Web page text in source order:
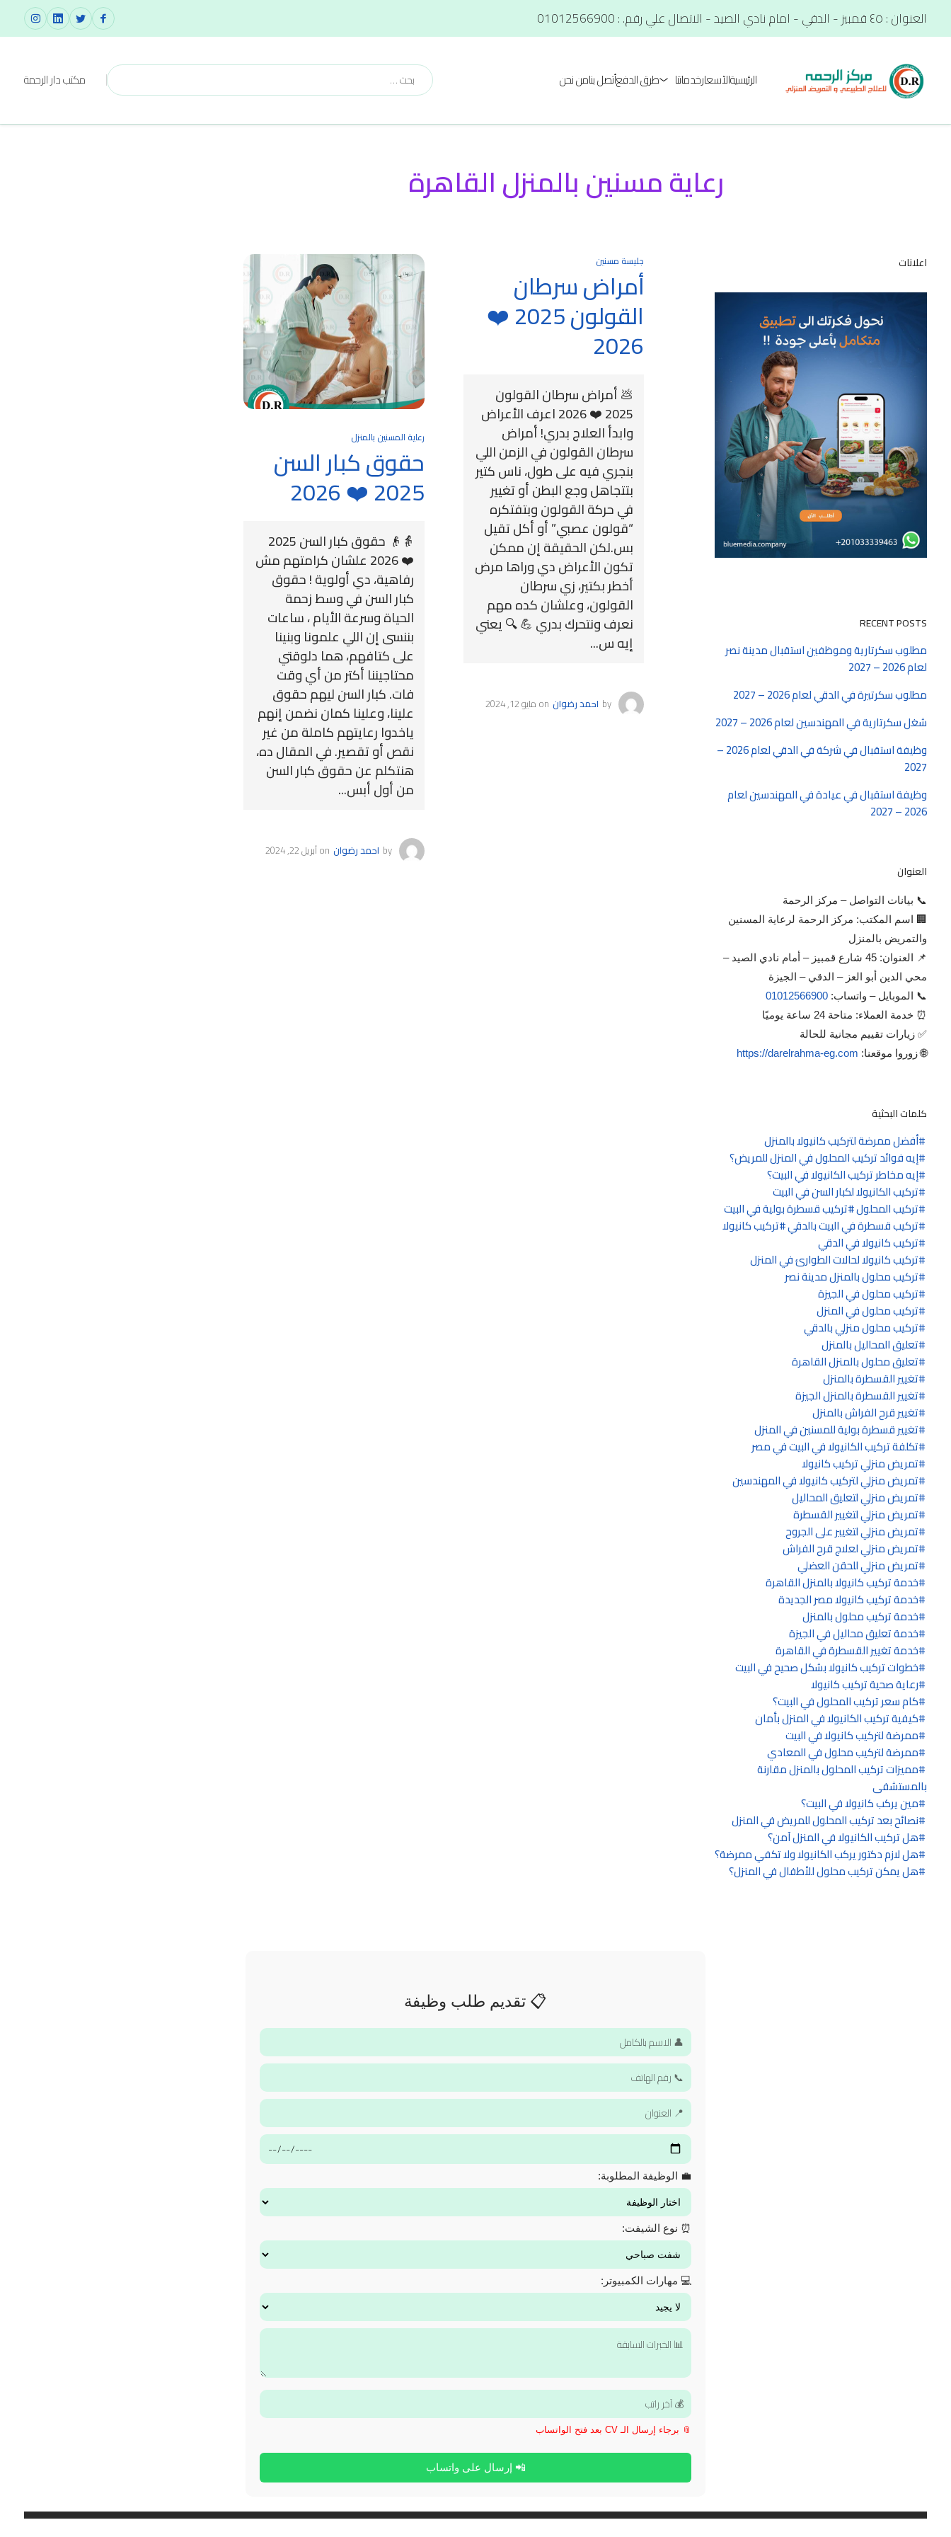
العنوان : ٤٥ قمبيز - الدقي - امام نادي الصيد - الاتصال علي رقم. : 01012566900
الرئيسيةالآسعارخدماتنا طرق الدفعأتصل بنامن نحن مكتب دار الرحمة
رعاية مسنين بالمنزل القاهرة
جليسة مسنين
أمراض سرطان
القولون 2025 ❤️
2026
💩 أمراض سرطان القولون
2025 ❤️ 2026 اعرف الأعراض
وابدأ العلاج بدري! أمراض
سرطان القولون في الزمن اللي
بنجري فيه على طول، ناس كتير
بتتجاهل وجع البطن أو تغيير
في حركة القولون وبتفتكره
“قولون عصبي” أو أكل تقيل
بس.لكن الحقيقة إن ممكن
تكون الأعراض دي وراها مرض
أخطر بكتير، زي سرطان
القولون، وعلشان كده مهم
نعرف ونتحرك بدري 💪 🔍 يعني
إيه س...
by احمد رضوان on مايو 12, 2024
رعاية المسنين بالمنزل
حقوق كبار السن
2025 ❤️ 2026
👵👴 حقوق كبار السن 2025
❤️ 2026 علشان كرامتهم مش
رفاهية، دي أولوية ! حقوق
كبار السن في وسط زحمة
الحياة وسرعة الأيام ، ساعات
بننسى إن اللي علمونا وبنينا
على كتافهم، هما دلوقتي
محتاجيننا أكتر من أي وقت
فات. كبار السن ليهم حقوق
علينا، وعلينا كمان نضمن إنهم
ياخدوا رعايتهم كاملة من غير
نقص أو تقصير. في المقال ده،
هنتكلم عن حقوق كبار السن
من أول أبس...
by احمد رضوان onأبريل 22, 2024
اعلانات
RECENT POSTS
مطلوب سكرتارية وموظفين استقبال مدينة نصر
لعام 2026 – 2027
مطلوب سكرتيرة في الدقي لعام 2026 – 2027
شغل سكرتارية في المهندسين لعام 2026 – 2027
وظيفة استقبال في شركة في الدقي لعام 2026 –
2027
وظيفة استقبال في عيادة في المهندسين لعام
2026 – 2027
العنوان
📞 بيانات التواصل – مركز الرحمة
🏢 اسم المكتب: مركز الرحمة لرعاية المسنين
والتمريض بالمنزل
📌 العنوان: 45 شارع قمبيز – أمام نادي الصيد –
محي الدين أبو العز – الدقي – الجيزة
📞 الموبايل – واتساب: 01012566900
⏰ خدمة العملاء: متاحة 24 ساعة يوميًا
✅ زيارات تقييم مجانية للحالة
🌐 زوروا موقعنا: https://darelrahma-eg.com
كلمات البحثية
أفضل ممرضة لتركيب كانيولا بالمنزل
إيه فوائد تركيب المحلول في المنزل للمريض؟
إيه مخاطر تركيب الكانيولا في البيت؟
تركيب الكانيولا لكبار السن في البيت
تركيب المحلول تركيب قسطرة بولية في البيت
تركيب قسطرة في البيت بالدقي تركيب كانيولا
تركيب كانيولا في الدقي
تركيب كانيولا لحالات الطوارئ في المنزل
تركيب محلول بالمنزل مدينة نصر
تركيب محلول في الجيزة
تركيب محلول في المنزل
تركيب محلول منزلي بالدقي
تعليق المحاليل بالمنزل
تعليق محلول بالمنزل القاهرة
تغيير القسطرة بالمنزل
تغيير القسطرة بالمنزل الجيزة
تغيير قرح الفراش بالمنزل
تغيير قسطرة بولية للمسنين في المنزل
تكلفة تركيب الكانيولا في البيت في مصر
تمريض منزلي تركيب كانيولا
تمريض منزلي لتركيب كانيولا في المهندسين
تمريض منزلي لتعليق المحاليل
تمريض منزلي لتغيير القسطرة
تمريض منزلي لتغيير على الجروح
تمريض منزلي لعلاج قرح الفراش
تمريض منزلي للحقن العضلي
خدمة تركيب كانيولا بالمنزل القاهرة
خدمة تركيب كانيولا مصر الجديدة
خدمة تركيب محلول بالمنزل
خدمة تعليق محاليل في الجيزة
خدمة تغيير القسطرة في القاهرة
خطوات تركيب كانيولا بشكل صحيح في البيت
رعاية صحية تركيب كانيولا
كام سعر تركيب المحلول في البيت؟
كيفية تركيب الكانيولا في المنزل بأمان
ممرضة لتركيب كانيولا في البيت
ممرضة لتركيب محلول في المعادي
مميزات تركيب المحلول بالمنزل مقارنة
بالمستشفى
مين يركب كانيولا في البيت؟
نصائح بعد تركيب المحلول للمريض في المنزل
هل تركيب الكانيولا في المنزل آمن؟
هل لازم دكتور يركب الكانيولا ولا تكفي ممرضة؟
هل يمكن تركيب محلول للأطفال في المنزل؟
📋 تقديم طلب وظيفة
💼 الوظيفة المطلوبة:
⏰ نوع الشيفت:
💻 مهارات الكمبيوتر:
📎 برجاء إرسال الـ CV بعد فتح الواتساب
📲 إرسال على واتساب